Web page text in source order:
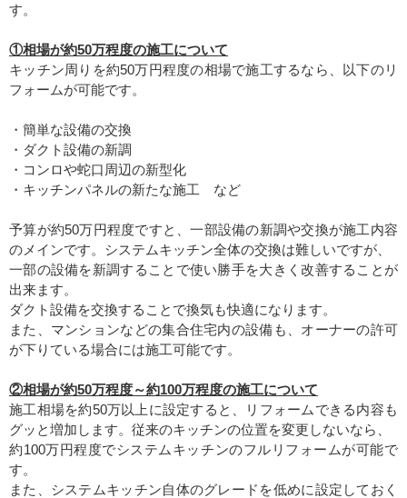
す。
①相場が約50万程度の施工について
キッチン周りを約50万円程度の相場で施工するなら、以下のリ
フォームが可能です。
・簡単な設備の交換
・ダクト設備の新調
・コンロや蛇口周辺の新型化
・キッチンパネルの新たな施工 など
予算が約50万円程度ですと、一部設備の新調や交換が施工内容
のメインです。システムキッチン全体の交換は難しいですが、
一部の設備を新調することで使い勝手を大きく改善することが
出来ます。
ダクト設備を交換することで換気も快適になります。
また、マンションなどの集合住宅内の設備も、オーナーの許可
が下りている場合には施工可能です。
②相場が約50万程度～約100万程度の施工について
施工相場を約50万以上に設定すると、リフォームできる内容も
グッと増加します。従来のキッチンの位置を変更しないなら、
約100万円程度でシステムキッチンのフルリフォームが可能で
す。
また、システムキッチン自体のグレードを低めに設定しておく